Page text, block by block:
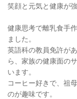
笑顔と元気と健康が強
健康思考で離乳食手
ました。
英語科の教員免許が
ら、家族の健康面の
います。
コーヒー好きで、祖
のが趣味です。